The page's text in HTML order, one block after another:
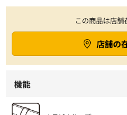
この商品は店
店舗の
機能